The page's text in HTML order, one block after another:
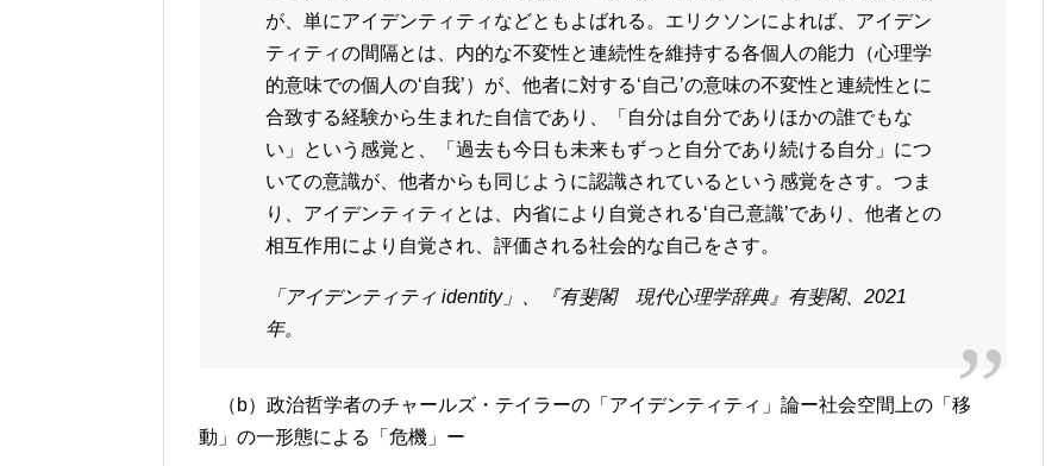
が、単にアイデンティティなどともよばれる。エリクソンによれば、アイデン
ティティの間隔とは、内的な不変性と連続性を維持する各個人の能力（心理学
的意味での個人の‘自我’）が、他者に対する‘自己’の意味の不変性と連続性とに
合致する経験から生まれた自信であり、「自分は自分でありほかの誰でもな
い」という感覚と、「過去も今日も未来もずっと自分であり続ける自分」につ
いての意識が、他者からも同じように認識されているという感覚をさす。つま
り、アイデンティティとは、内省により自覚される‘自己意識’であり、他者との
相互作用により自覚され、評価される社会的な自己をさす。
「アイデンティティ identity」、『有斐閣 現代心理学辞典』有斐閣、2021
年。
（b）政治哲学者のチャールズ・テイラーの「アイデンティティ」論ー社会空間上の「移
動」の一形態による「危機」ー